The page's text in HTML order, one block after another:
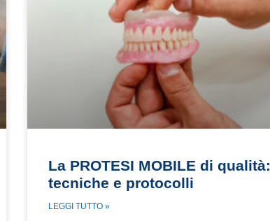
La PROTESI MOBILE di qualità:
tecniche e protocolli
LEGGI TUTTO »